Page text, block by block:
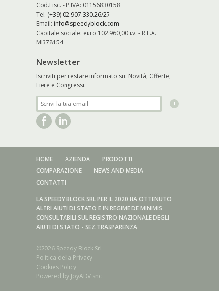
Cod.Fisc. - P.IVA: 01156830158
Tel. (+39) 02.907.330.26/27
Email: info@speedyblock.com
Capitale sociale: euro 102.960,00 i.v. - R.E.A.
MI378154
Newsletter
Iscriviti per restare informato su: Novità, Offerte,
Fiere e Congressi.
HOME AZIENDA
PRODOTTI
COMPARAZIONE
NEWS AND MEDIA
CONTATTI
LA SPEEDY BLOCK SRL PER IL 2020 HA OTTENUTO
ALTRI AIUTI DI STATO E IN REGIME DE MINIMIS
CONSULTABILI SUL REGISTRO NAZIONALE DEGLI
AIUTI DI STATO - SEZ.TRASPARENZA
©2026 Speedy Block Srl
Politica della Privacy
Cookies Policy
Powered by JoyADV snc